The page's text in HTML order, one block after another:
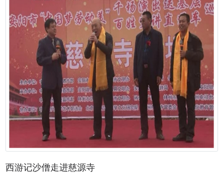
西游记沙僧走进慈源寺